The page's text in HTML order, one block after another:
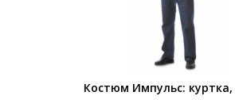
Костюм Импульс: